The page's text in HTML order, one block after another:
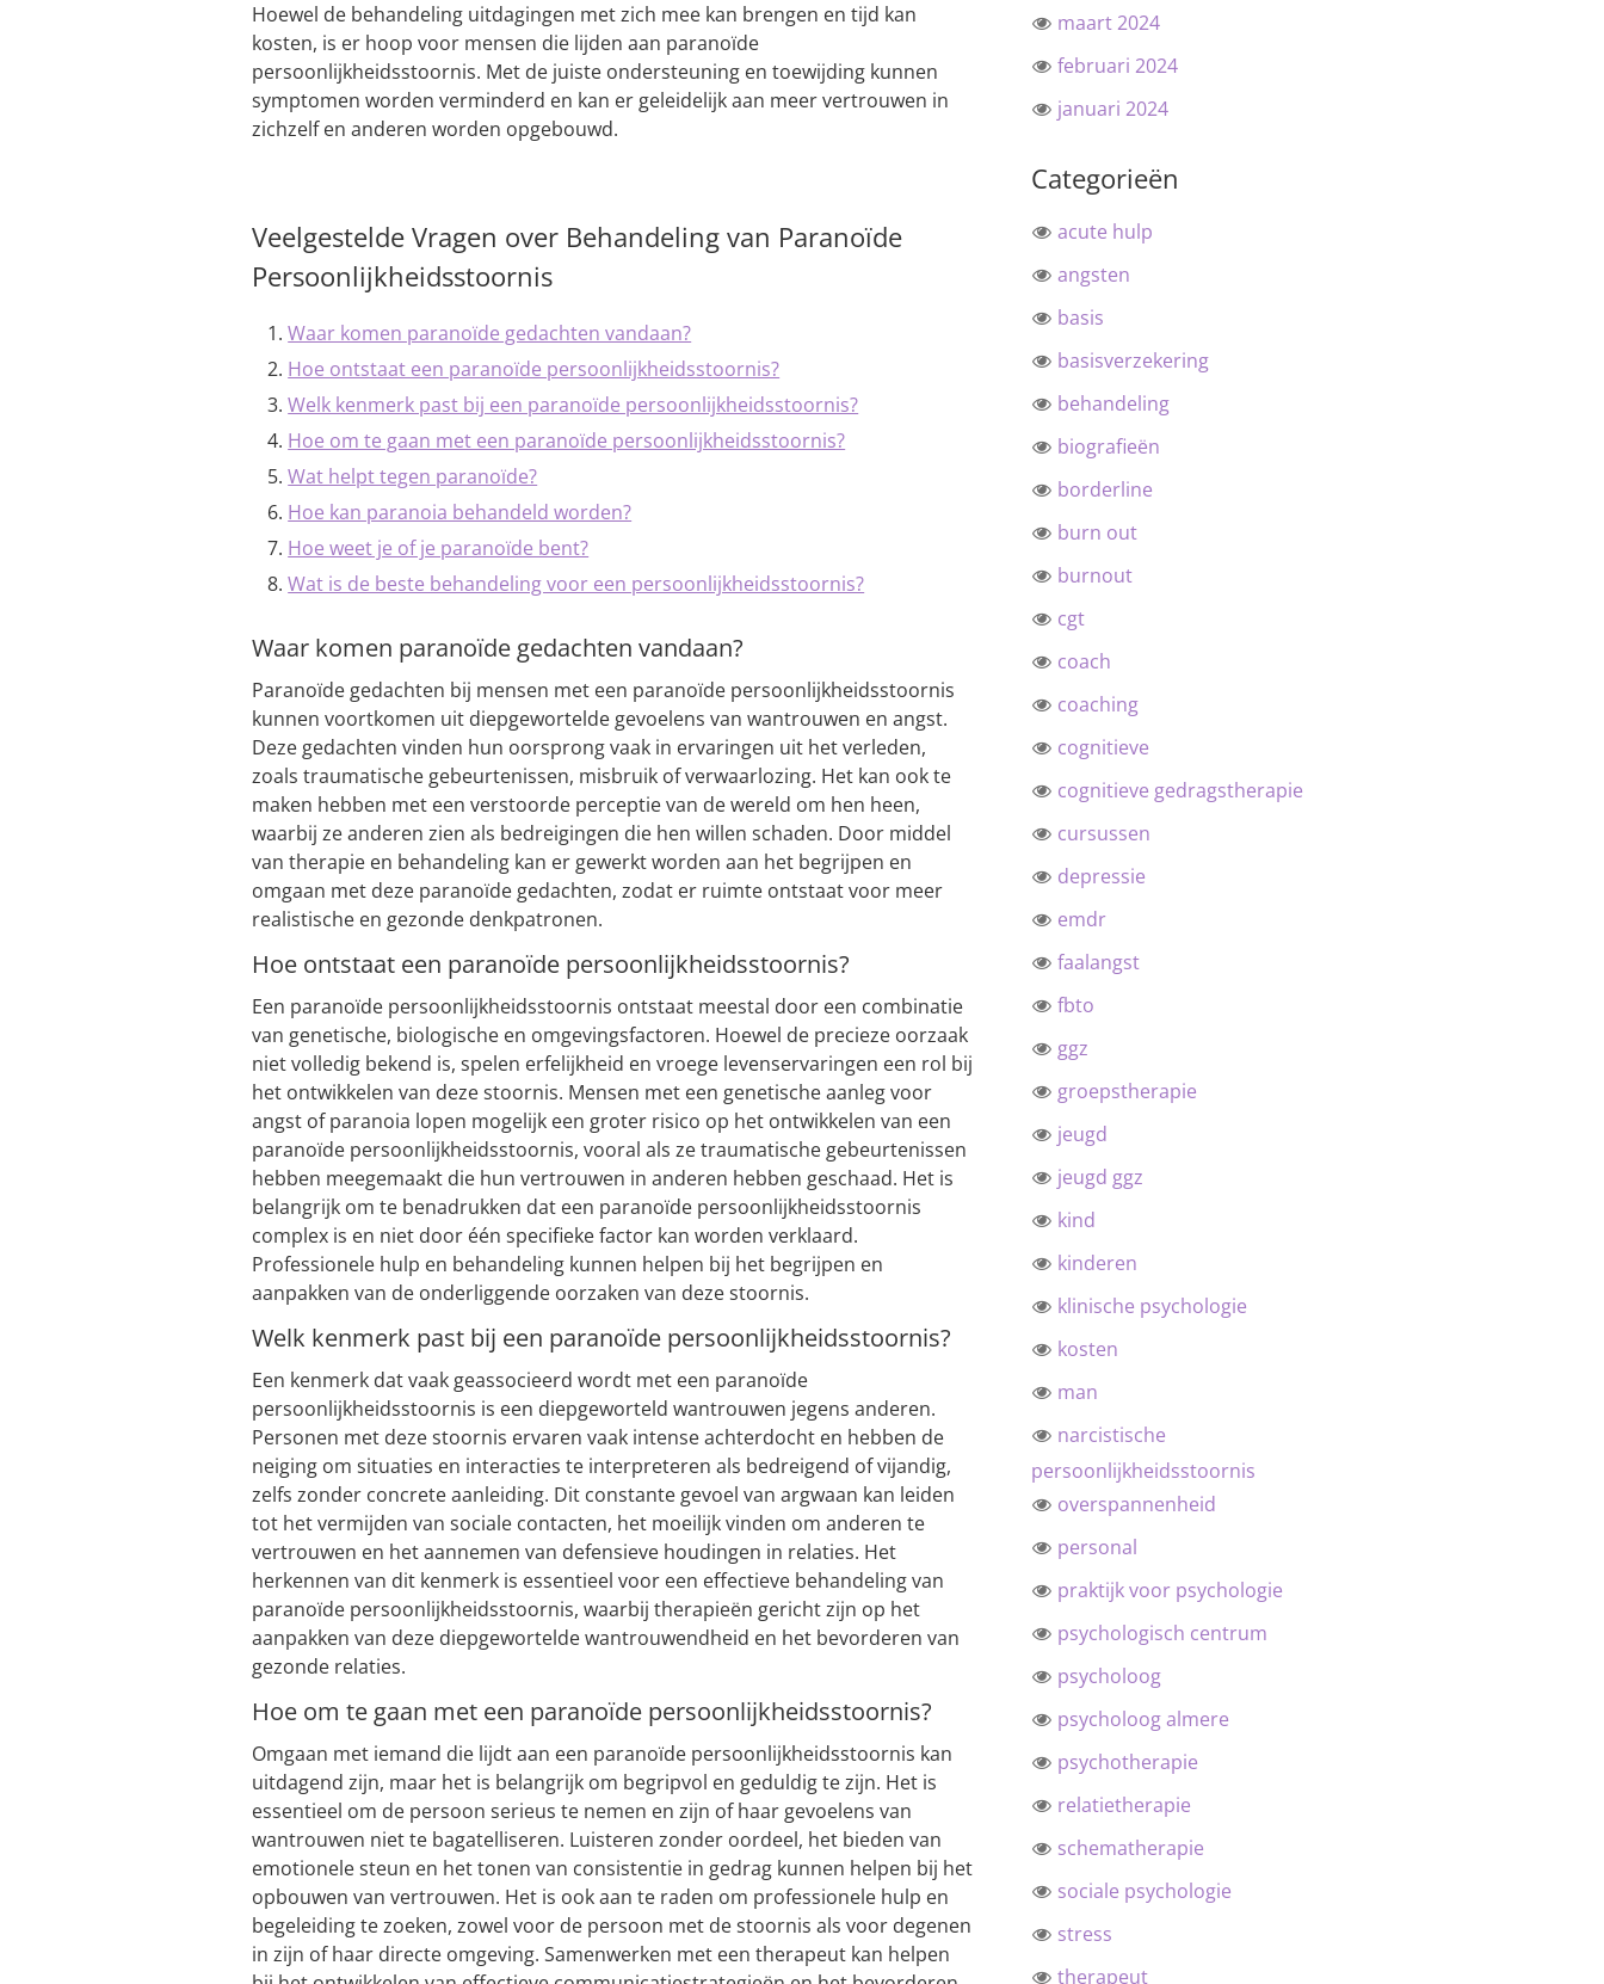
Hoewel de behandeling uitdagingen met zich mee kan brengen en tijd kan
kosten, is er hoop voor mensen die lijden aan paranoïde
persoonlijkheidsstoornis. Met de juiste ondersteuning en toewijding kunnen
symptomen worden verminderd en kan er geleidelijk aan meer vertrouwen in
zichzelf en anderen worden opgebouwd.
Veelgestelde Vragen over Behandeling van Paranoïde
Persoonlijkheidsstoornis
Waar komen paranoïde gedachten vandaan?
Hoe ontstaat een paranoïde persoonlijkheidsstoornis?
Welk kenmerk past bij een paranoïde persoonlijkheidsstoornis?
Hoe om te gaan met een paranoïde persoonlijkheidsstoornis?
Wat helpt tegen paranoïde?
Hoe kan paranoia behandeld worden?
Hoe weet je of je paranoïde bent?
Wat is de beste behandeling voor een persoonlijkheidsstoornis?
Waar komen paranoïde gedachten vandaan?
Paranoïde gedachten bij mensen met een paranoïde persoonlijkheidsstoornis
kunnen voortkomen uit diepgewortelde gevoelens van wantrouwen en angst.
Deze gedachten vinden hun oorsprong vaak in ervaringen uit het verleden,
zoals traumatische gebeurtenissen, misbruik of verwaarlozing. Het kan ook te
maken hebben met een verstoorde perceptie van de wereld om hen heen,
waarbij ze anderen zien als bedreigingen die hen willen schaden. Door middel
van therapie en behandeling kan er gewerkt worden aan het begrijpen en
omgaan met deze paranoïde gedachten, zodat er ruimte ontstaat voor meer
realistische en gezonde denkpatronen.
Hoe ontstaat een paranoïde persoonlijkheidsstoornis?
Een paranoïde persoonlijkheidsstoornis ontstaat meestal door een combinatie
van genetische, biologische en omgevingsfactoren. Hoewel de precieze oorzaak
niet volledig bekend is, spelen erfelijkheid en vroege levenservaringen een rol bij
het ontwikkelen van deze stoornis. Mensen met een genetische aanleg voor
angst of paranoia lopen mogelijk een groter risico op het ontwikkelen van een
paranoïde persoonlijkheidsstoornis, vooral als ze traumatische gebeurtenissen
hebben meegemaakt die hun vertrouwen in anderen hebben geschaad. Het is
belangrijk om te benadrukken dat een paranoïde persoonlijkheidsstoornis
complex is en niet door één specifieke factor kan worden verklaard.
Professionele hulp en behandeling kunnen helpen bij het begrijpen en
aanpakken van de onderliggende oorzaken van deze stoornis.
Welk kenmerk past bij een paranoïde persoonlijkheidsstoornis?
Een kenmerk dat vaak geassocieerd wordt met een paranoïde
persoonlijkheidsstoornis is een diepgeworteld wantrouwen jegens anderen.
Personen met deze stoornis ervaren vaak intense achterdocht en hebben de
neiging om situaties en interacties te interpreteren als bedreigend of vijandig,
zelfs zonder concrete aanleiding. Dit constante gevoel van argwaan kan leiden
tot het vermijden van sociale contacten, het moeilijk vinden om anderen te
vertrouwen en het aannemen van defensieve houdingen in relaties. Het
herkennen van dit kenmerk is essentieel voor een effectieve behandeling van
paranoïde persoonlijkheidsstoornis, waarbij therapieën gericht zijn op het
aanpakken van deze diepgewortelde wantrouwendheid en het bevorderen van
gezonde relaties.
Hoe om te gaan met een paranoïde persoonlijkheidsstoornis?
Omgaan met iemand die lijdt aan een paranoïde persoonlijkheidsstoornis kan
uitdagend zijn, maar het is belangrijk om begripvol en geduldig te zijn. Het is
essentieel om de persoon serieus te nemen en zijn of haar gevoelens van
wantrouwen niet te bagatelliseren. Luisteren zonder oordeel, het bieden van
emotionele steun en het tonen van consistentie in gedrag kunnen helpen bij het
opbouwen van vertrouwen. Het is ook aan te raden om professionele hulp en
begeleiding te zoeken, zowel voor de persoon met de stoornis als voor degenen
in zijn of haar directe omgeving. Samenwerken met een therapeut kan helpen
maart 2024
februari 2024
januari 2024
Categorieën
acute hulp
angsten
basis
basisverzekering
behandeling
biografieën
borderline
burn out
burnout
cgt
coach
coaching
cognitieve
cognitieve gedragstherapie
cursussen
depressie
emdr
faalangst
fbto
ggz
groepstherapie
jeugd
jeugd ggz
kind
kinderen
klinische psychologie
kosten
man
narcistische
persoonlijkheidsstoornis
overspannenheid
personal
praktijk voor psychologie
psychologisch centrum
psycholoog
psycholoog almere
psychotherapie
relatietherapie
schematherapie
sociale psychologie
stress
therapeut